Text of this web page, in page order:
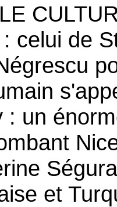
celui de
: un
et